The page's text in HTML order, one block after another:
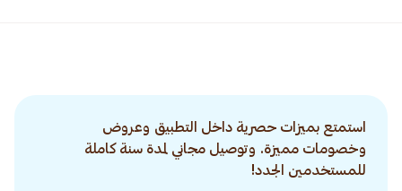
استمتع بميزات حصرية داخل التطبيق وعروض
وخصومات مميزة. وتوصيل مجاني لمدة سنة كاملة
للمستخدمين الجدد!